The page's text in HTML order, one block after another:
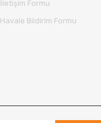
İletişim Formu
Havale Bildirim Formu